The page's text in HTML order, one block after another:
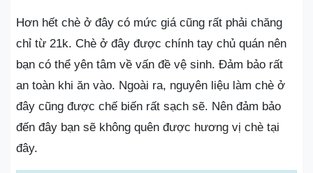
Hơn hết chè ở đây có mức giá cũng rất phải chăng
chỉ từ 21k. Chè ở đây được chính tay chủ quán nên
bạn có thể yên tâm về vấn đề vệ sinh. Đảm bảo rất
an toàn khi ăn vào. Ngoài ra, nguyên liệu làm chè ở
đây cũng được chế biến rất sạch sẽ. Nên đảm bảo
đến đây bạn sẽ không quên được hương vị chè tại
đây.